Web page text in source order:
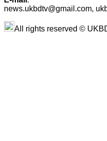
news.ukbdtv@gmail.com,
All rights reserved ©